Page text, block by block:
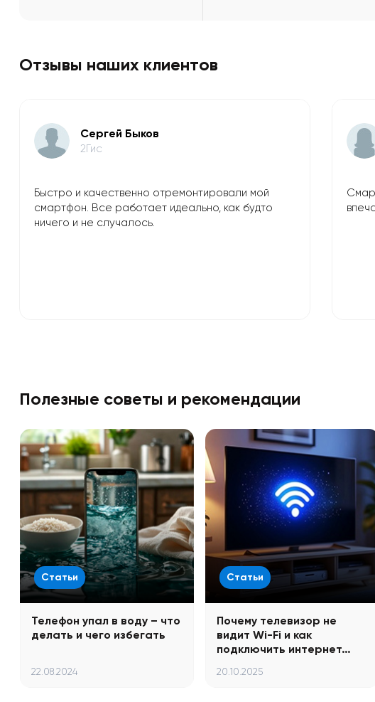
Отзывы наших клиентов
​Сергей Быков
2Гис
Быстро и качественно отремонтировали мой
смартфон. Все работает идеально, как будто
ничего и не случалось.
Полезные советы и рекомендации
Статьи
Телефон упал в воду – что
делать и чего избегать
22.08.2024
Статьи
Почему телевизор не
видит Wi-Fi и как
подключить интернет…
20.10.2025